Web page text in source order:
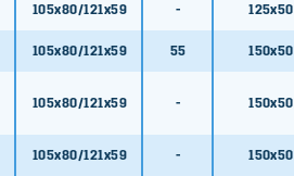
105x80/121x59 - 125x50
105x80/121x59 55 150x50
105x80/121x59 - 150x50
105x80/121x59 - 150x50